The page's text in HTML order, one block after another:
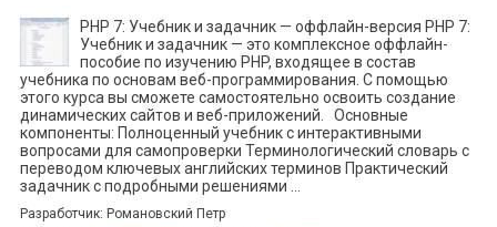
PHP 7: Учебник и задачник — оффлайн-версия PHP 7:
Учебник и задачник — это комплексное оффлайн-
пособие по изучению PHP, входящее в состав
учебника по основам веб-программирования. С помощью
этого курса вы сможете самостоятельно освоить создание
динамических сайтов и веб-приложений. Основные
компоненты: Полноценный учебник с интерактивными
вопросами для самопроверки Терминологический словарь с
переводом ключевых английских терминов Практический
задачник с подробными решениями ...
Разработчик: Романовский Петр